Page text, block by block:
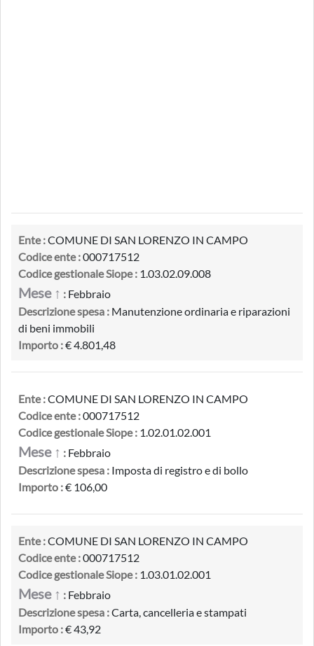
Ente :COMUNE DI SAN LORENZO IN CAMPO
Codice ente :000717512
Codice gestionale Siope : 1.03.02.09.008
Mese ↑ : Febbraio
Descrizione spesa : Manutenzione ordinaria e riparazioni
di beni immobili
Importo :€ 4.801,48
Ente :COMUNE DI SAN LORENZO IN CAMPO
Codice ente :000717512
Codice gestionale Siope : 1.02.01.02.001
Mese ↑ : Febbraio
Descrizione spesa : Imposta di registro e di bollo
Importo :€ 106,00
Ente :COMUNE DI SAN LORENZO IN CAMPO
Codice ente :000717512
Codice gestionale Siope : 1.03.01.02.001
Mese ↑ : Febbraio
Descrizione spesa :Carta, cancelleria e stampati
Importo :€ 43,92